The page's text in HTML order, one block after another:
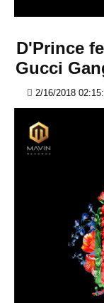
D'Prince
Gucci
2/16/2018